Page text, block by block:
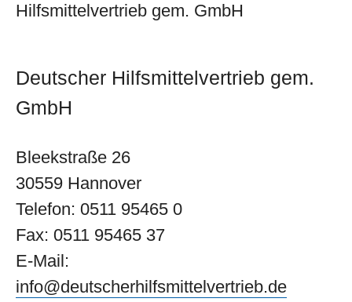
Hilfsmittelvertrieb gem. GmbH
Deutscher Hilfsmittelvertrieb gem.
GmbH
Bleekstraße 26
30559 Hannover
Telefon: 0511 95465 0
Fax: 0511 95465 37
E-Mail:
info@deutscherhilfsmittelvertrieb.de